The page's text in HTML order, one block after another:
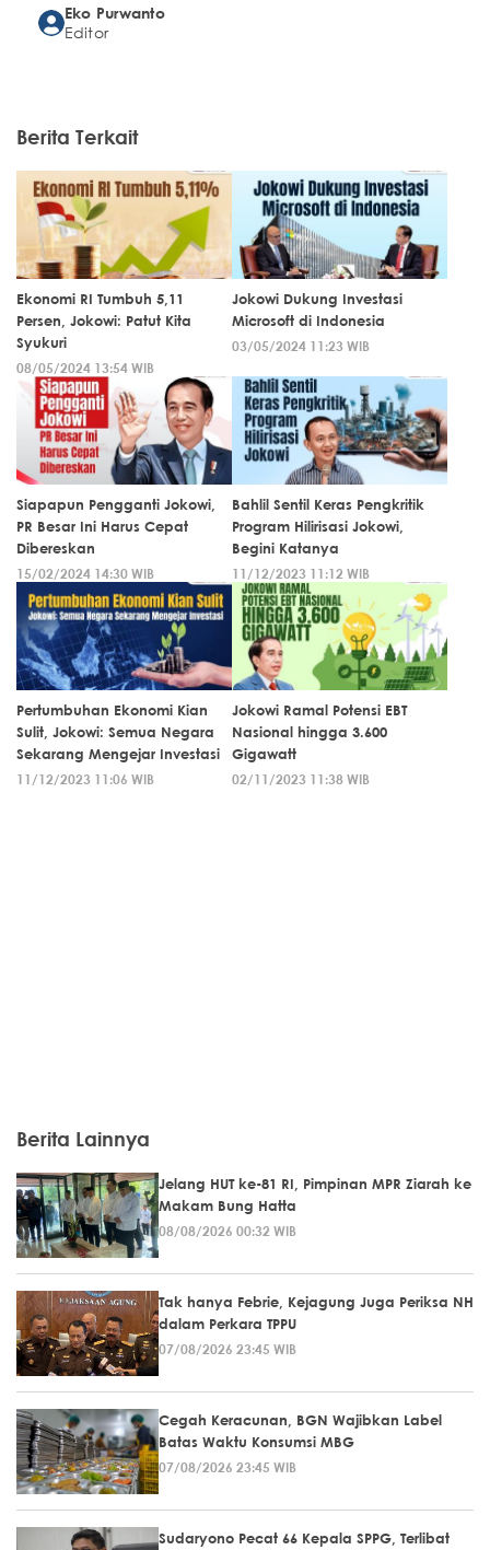
Eko Purwanto
Editor
Berita Terkait
Ekonomi RI Tumbuh 5,11
Persen, Jokowi: Patut Kita
Syukuri
08/05/2024 13:54 WIB
Jokowi Dukung Investasi
Microsoft di Indonesia
03/05/2024 11:23 WIB
Siapapun Pengganti Jokowi,
PR Besar Ini Harus Cepat
Dibereskan
15/02/2024 14:30 WIB
Bahlil Sentil Keras Pengkritik
Program Hilirisasi Jokowi,
Begini Katanya
11/12/2023 11:12 WIB
Pertumbuhan Ekonomi Kian
Sulit, Jokowi: Semua Negara
Sekarang Mengejar Investasi
11/12/2023 11:06 WIB
Jokowi Ramal Potensi EBT
Nasional hingga 3.600
Gigawatt
02/11/2023 11:38 WIB
Berita Lainnya
Jelang HUT ke-81 RI, Pimpinan MPR Ziarah ke
Makam Bung Hatta
08/08/2026 00:32 WIB
Tak hanya Febrie, Kejagung Juga Periksa NH
dalam Perkara TPPU
07/08/2026 23:45 WIB
Cegah Keracunan, BGN Wajibkan Label
Batas Waktu Konsumsi MBG
07/08/2026 23:45 WIB
Sudaryono Pecat 66 Kepala SPPG, Terlibat